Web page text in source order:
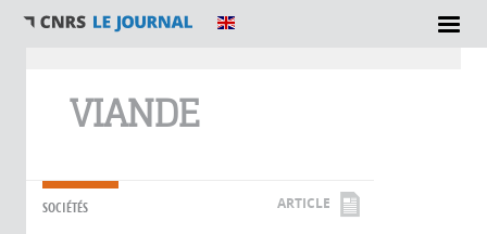
VIANDE
SOCIÉTÉS ARTICLE